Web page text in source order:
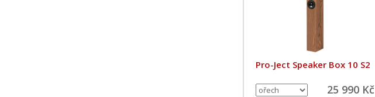
Pro-Ject Speaker Box 10 S2
25 990 Kč